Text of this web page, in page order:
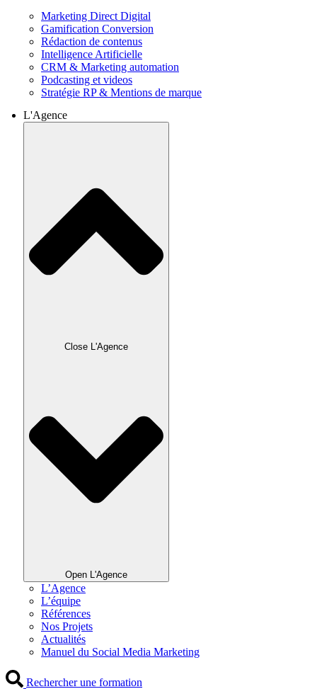
Marketing Direct Digital
Gamification Conversion
Rédaction de contenus
Intelligence Artificielle
CRM & Marketing automation
Podcasting et videos
Stratégie RP & Mentions de marque
L'Agence
Close L'Agence
Open L'Agence
L’Agence
L’équipe
Références
Nos Projets
Actualités
Manuel du Social Media Marketing
Rechercher une formation